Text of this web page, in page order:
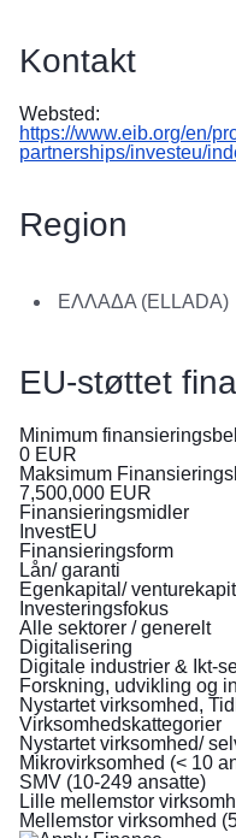
Kontakt
Websted:
https://www.eib.org/en/
partnerships/investeu/
Region
ΕΛΛΑΔΑ (ELLADA)
EU-støttet
Minimum
0 EUR
Maksimum
7,500,000 EUR
Finansieringsmidler
InvestEU
Finansieringsform
Lån/ garanti
Egenkapital/
Investeringsfokus
Alle sektorer / generelt
Digitalisering
Digitale industrier & Ikt-
Forskning, udvikling og
Nystartet virksomhed,
Virksomhedskattegorier
Nystartet virksomhed/
Mikrovirksomhed (< 10
SMV (10-249 ansatte)
Lille mellemstor
Mellemstor virksomhed